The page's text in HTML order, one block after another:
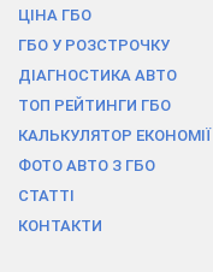
ЦІНА ГБО
ГБО У РОЗСТРОЧКУ
ДІАГНОСТИКА АВТО
ТОП РЕЙТИНГИ ГБО
КАЛЬКУЛЯТОР ЕКОНОМІЇ
ФОТО АВТО З ГБО
СТАТТІ
КОНТАКТИ